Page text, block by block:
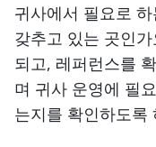
귀사에서 필요로
갖추고 있는 곳인
되고, 레퍼런스를
며 귀사 운영에 필
는지를 확인하도록